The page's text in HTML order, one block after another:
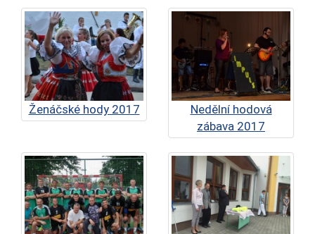
Ženáčské hody 2017
Nedělní hodová
zábava 2017